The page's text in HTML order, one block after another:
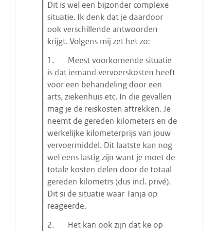
t
s
t
a
e
n
Dit is wel een bijzonder complexe
situatie. Ik denk dat je daardoor
ook verschillende antwoorden
krijgt. Volgens mij zet het zo:
1. Meest voorkomende situatie
is dat iemand vervoerskosten heeft
voor een behandeling door een
arts, ziekenhuis etc. In die gevallen
mag je de reiskosten aftrekken. Je
neemt de gereden kilometers en de
werkelijke kilometerprijs van jouw
vervoermiddel. Dit laatste kan nog
wel eens lastig zijn want je moet de
totale kosten delen door de totaal
gereden kilometrs (dus incl. privé).
Dit si de situatie waar Tanja op
reageerde.
2. Het kan ook zijn dat ke op